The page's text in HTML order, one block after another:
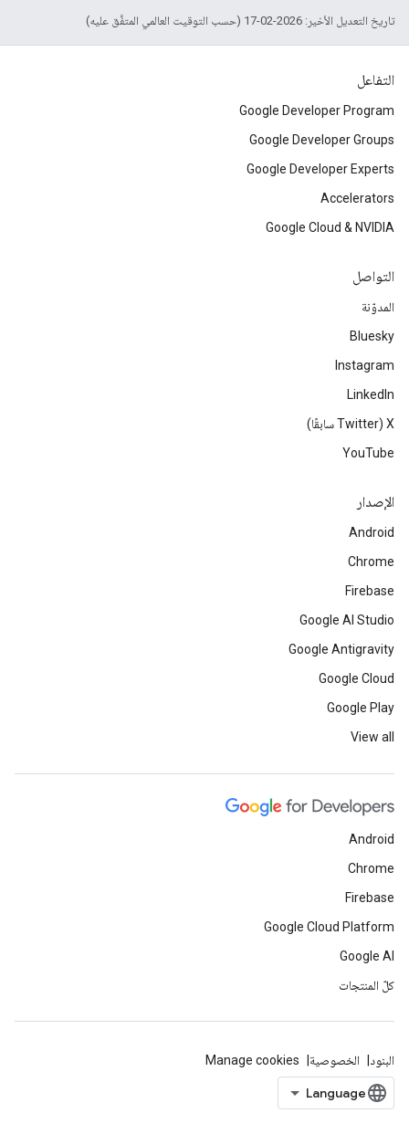
تاريخ التعديل الأخير: 2026-02-17 (حسب التوقيت العالمي المتفَّق عليه)
التفاعل
Google Developer Program
Google Developer Groups
Google Developer Experts
Accelerators
Google Cloud & NVIDIA
التواصل
المدوّنة
Bluesky
Instagram
LinkedIn
‫X ‏(Twitter سابقًا)
YouTube
الإصدار
Android
Chrome
Firebase
Google AI Studio
Google Antigravity
Google Cloud
Google Play
View all
Android
Chrome
Firebase
Google Cloud Platform
Google AI
كلّ المنتجات
البنود الخصوصية Manage cookies